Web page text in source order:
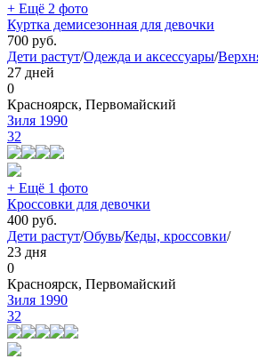
+ Ещё 2 фото
Куртка демисезонная для девочки
700 руб.
Дети растут/Одежда и аксессуары/
27 дней
0
Красноярск, Первомайский
Зиля 1990
32
+ Ещё 1 фото
Кроссовки для девочки
400 руб.
Дети растут/Обувь/Кеды, кроссовки/
23 дня
0
Красноярск, Первомайский
Зиля 1990
32